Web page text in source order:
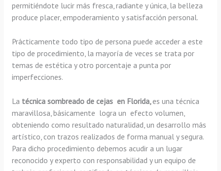
permitiéndote lucir más fresca, radiante y única, la belleza
produce placer, empoderamiento y satisfacción personal.
Prácticamente todo tipo de persona puede acceder a este
tipo de procedimiento, la mayoría de veces se trata por
temas de estética y otro porcentaje a punta por
imperfecciones.
La técnica sombreado de cejas en Florida, es una técnica
maravillosa, básicamente logra un efecto volumen,
obteniendo como resultado naturalidad, un desarrollo más
artístico, con trazos realizados de forma manual y segura.
Para dicho procedimiento debemos acudir a un lugar
reconocido y experto con responsabilidad y un equipo de